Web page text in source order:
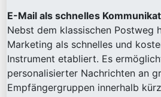
E-Mail als schnelles
Nebst dem klassischen Postweg
Marketing als schnelles und
Instrument etabliert. Es
personalisierter Nachrichten an
Empfängergruppen innerhalb